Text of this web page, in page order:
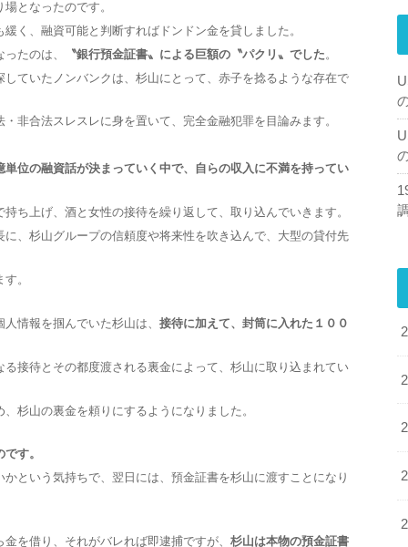
となったのです。
く、融資可能と判断すればドンドン金を貸しました。
たのは、
〝銀行預金証書〟による巨額の〝パクリ〟でした 。
ていたノンバンクは、杉山にとって、赤子を捻るような存在で
非合法スレスレに身を置いて、完全金融犯罪を目論みます。
位の融資話が決まっていく中で、自らの収入に不満を持ってい
ち上げ、酒と女性の接待を繰り返して、取り込んでいきます。
、杉山グループの信頼度や将来性を吹き込んで、大型の貸付先
。
情報を掴んでいた杉山は、 接待に加えて、封筒に入れた１００
接待とその都度渡される裏金によって、杉山に取り込まれてい
杉山の裏金を頼りにするようになりました。
す。
という気持ちで、翌日には、預金証書を杉山に渡すことになり
を借り、それがバレれば即逮捕ですが、 杉山は本物の預金証書